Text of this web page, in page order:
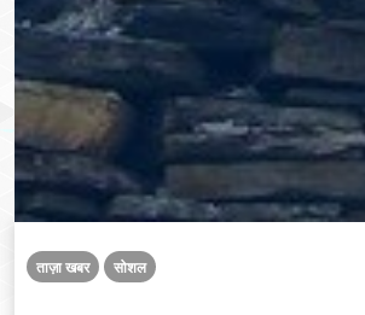
ताज़ा खबर सोशल